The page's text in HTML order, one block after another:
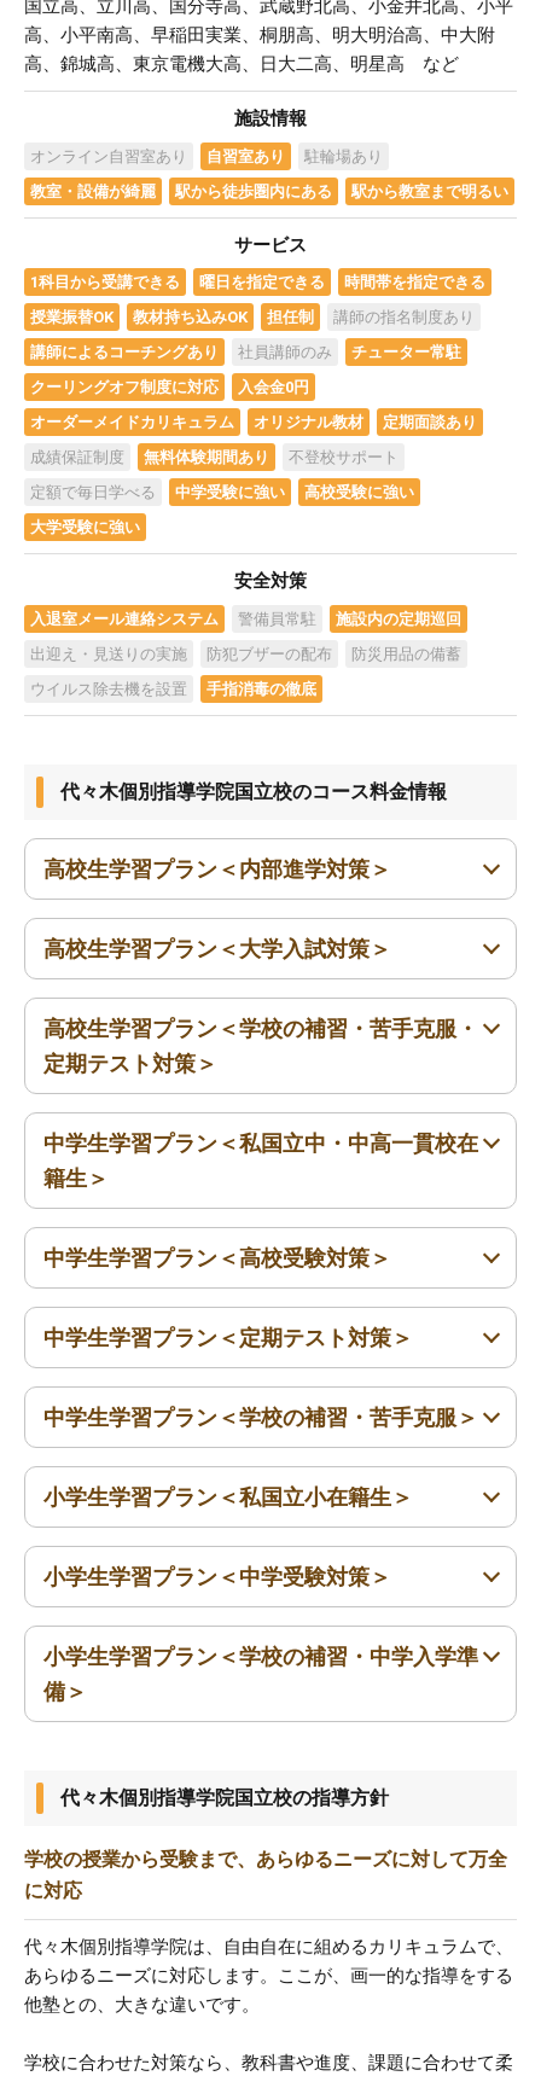
国立高、立川高、国分寺高、武蔵野北高、小金井北高、小平
高、小平南高、早稲田実業、桐朋高、明大明治高、中大附
高、錦城高、東京電機大高、日大二高、明星高 など
施設情報
オンライン自習室あり 自習室あり
駐輪場あり
教室・設備が綺麗
駅から徒歩圏内にある 駅から教室まで明るい
サービス
1科目から受講できる 曜日を指定できる
時間帯を指定できる
授業振替OK
教材持ち込みOK 担任制
講師の指名制度あり
講師によるコーチングあり
社員講師のみ
チューター常駐
クーリングオフ制度に対応
入会金0円
オーダーメイドカリキュラム
オリジナル教材
定期面談あり
成績保証制度
無料体験期間あり
不登校サポート
定額で毎日学べる
中学受験に強い
高校受験に強い
大学受験に強い
安全対策
入退室メール連絡システム 警備員常駐
施設内の定期巡回
出迎え・見送りの実施
防犯ブザーの配布
防災用品の備蓄
ウイルス除去機を設置
手指消毒の徹底
代々木個別指導学院国立校のコース料金情報
高校生学習プラン＜内部進学対策＞
高1〜高3
高校生学習プラン＜大学入試対策＞
高1〜高3
高校生学習プラン＜学校の補習・苦手克服・
定期テスト対策＞
高1〜高3
中学生学習プラン＜私国立中・中高一貫校在
籍生＞
中1〜中3
中学生学習プラン＜高校受験対策＞
中1〜中3
中学生学習プラン＜定期テスト対策＞
中1〜中3
中学生学習プラン＜学校の補習・苦手克服＞
中1〜中3
小学生学習プラン＜私国立小在籍生＞
小1〜小6
小学生学習プラン＜中学受験対策＞
小1〜小6
小学生学習プラン＜学校の補習・中学入学準
備＞
代々木個別指導学院国立校の指導方針
学校の授業から受験まで、あらゆるニーズに対して万全
に対応
代々木個別指導学院は、自由自在に組めるカリキュラムで、
あらゆるニーズに対応します。ここが、画一的な指導をする
他塾との、大きな違いです。
学校に合わせた対策なら、教科書や進度、課題に合わせて柔